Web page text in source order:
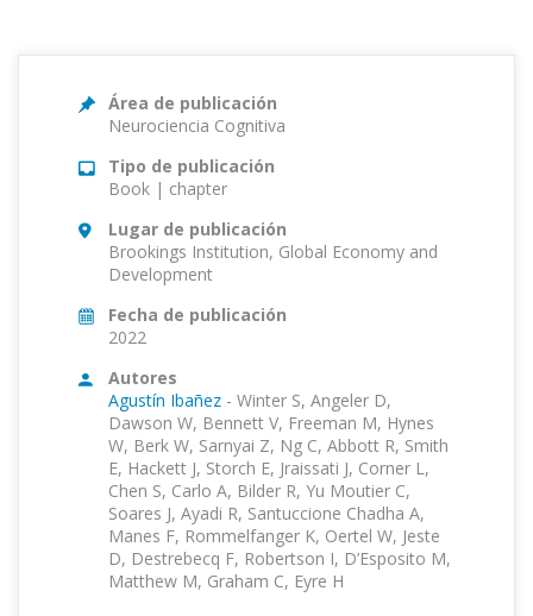
Área de publicación
Neurociencia Cognitiva
Tipo de publicación
Book | chapter
Lugar de publicación
Brookings Institution, Global Economy and
Development
Fecha de publicación
2022
Autores
Agustín Ibañez - Winter S, Angeler D,
Dawson W, Bennett V, Freeman M, Hynes
W, Berk W, Sarnyai Z, Ng C, Abbott R, Smith
E, Hackett J, Storch E, Jraissati J, Corner L,
Chen S, Carlo A, Bilder R, Yu Moutier C,
Soares J, Ayadi R, Santuccione Chadha A,
Manes F, Rommelfanger K, Oertel W, Jeste
D, Destrebecq F, Robertson I, D’Esposito M,
Matthew M, Graham C, Eyre H